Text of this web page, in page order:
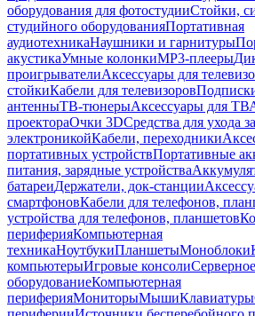
оборудования для фотостудииСтойки,
студийного оборудованияПортативная
аудиотехникаНаушники и гарнитуры
акустикаУмные колонкиMP3-плееры
проигрывателиАксессуары для
стойкиКабели для телевизоров
антенныТВ-тюнерыАксессуары для ТВ
проектораОчки 3DСредства для ухода за
электроникойКабели, переходники
портативных устройствПортативные
питания, зарядные устройства
батареиДержатели, док-станции
смартфоновКабели для телефонов,
устройства для телефонов, планшетов
периферияКомпьютерная
техникаНоутбукиПланшетыМоноблоки
компьютерыИгровые консолиСерверное
оборудованиеКомпьютерная
периферияМониторыМышиКлавиатуры